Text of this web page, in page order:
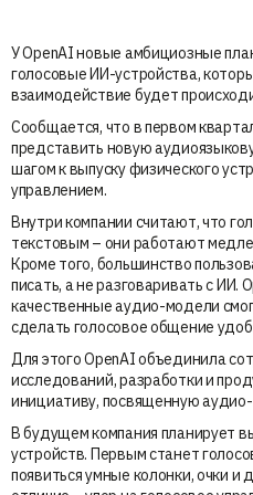
У OpenAI новые амбициозные
голосовые ИИ-устройства,
взаимодействие будет
Сообщается, что в первом
представить новую
шагом к выпуску физического
управлением.
Внутри компании считают, что
текстовым – они работают
Кроме того, большинство
писать, а не разговаривать с ИИ.
качественные аудио-модели
сделать голосовое общение
Для этого OpenAI объединила
исследований, разработки и
инициативу, посвященную
В будущем компания планирует
устройств. Первым станет
появиться умные колонки, очки и